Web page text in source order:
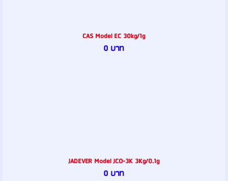
CAS Model EC 30kg/1g
0 บาท
JADEVER Model JCO-3K 3Kg/0.1g
0 บาท